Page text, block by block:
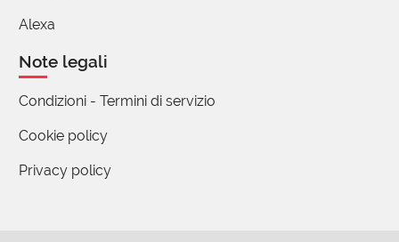
Alexa
Note legali
Condizioni - Termini di servizio
Cookie policy
Privacy policy